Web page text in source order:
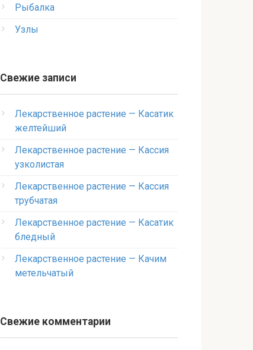
Рыбалка
Узлы
Свежие записи
Лекарственное растение — Касатик
желтейший
Лекарственное растение — Кассия
узколистая
Лекарственное растение — Кассия
трубчатая
Лекарственное растение — Касатик
бледный
Лекарственное растение — Качим
метельчатый
Свежие комментарии